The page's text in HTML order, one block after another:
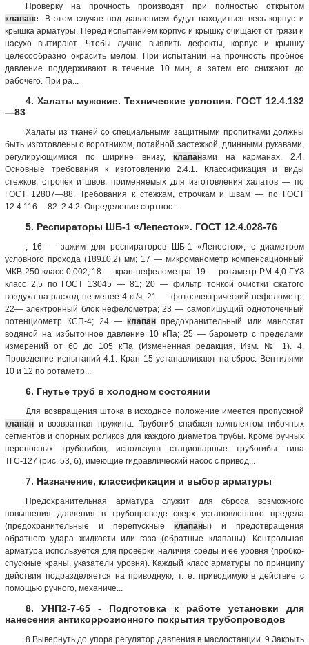
Проверку на прочность производят при полностью открытом
клапане. В этом случае под давлением будут находиться весь корпус и
крышка арматуры. Перед испытанием корпус и крышку очищают от грязи и
насухо вытирают. Чтобы лучше выявить дефекты, корпус и крышку
целесообразно окрасить мелом. При испытании на прочность пробное
давление поддерживают в течение 10 мин, а затем его снижают до
рабочего. При ра...
4. Халаты мужские. Технические условия. ГОСТ 12.4.132
—83
Халаты из тканей со специальными защитными пропитками должны
быть изготовлены с воротником, потайной застежкой, длинными рукавами,
регулирующимися по ширине внизу,клапанами на карманах. 2.4.
Основные требования к изготовлению 2.4.1. Классификация и виды
стежков, строчек и швов, применяемых для изготовления халатов — по
ГОСТ 12807—88. Требования к стежкам, строчкам и швам — по ГОСТ
12.4.116— 82. 2.4.2. Определение сортнос...
5. Респираторы ШБ-1 «Лепесток». ГОСТ 12.4.028-76
; 16 — зажим для респираторов ШБ-1 «Лепесток»; с диаметром
условного прохода (189±0,2) мм; 17 — микроманометр компенсационный
МКВ-250 класс 0,002; 18 — кран нефелометра: 19 — ротаметр РМ-4,0 ГУЗ
класс 2,5 по ГОСТ 13045 — 81; 20 — фильтр тонкой очистки сжатого
воздуха на расход не менее 4 кг/ч, 21 — фотоэлектрический нефелометр;
22— электронный блок нефелометра; 23 — самопишущий одноточечный
потенциометр КСП-4; 24 —клапан предохранительный или маностат
водяной на избыточное давление 10 кПа; 25 — барометр с пределами
измерений от 60 до 105 кПа (Измененная редакция, Изм. № 1). 4.
Проведение испытаний 4.1. Кран 15 устанавливают на сброс. Вентилями
10 и 12 по ротаметр...
6. Гнутье труб в холодном состоянии
Для возвращения штока в исходное положение имеется пропускной
клапан и возвратная пружина. Трубогиб снабжен комплектом гибочных
сегментов и опорных роликов для каждого диаметра трубы. Кроме ручных
переносных трубогибов, используют стационарные трубогибы типа
ТГС-127 (рис. 53, б), имеющие гидравлический насос с привод...
7. Назначение, классификация и выбор арматуры
Предохранительная арматура служит для сброса возможного
повышения давления в трубопроводе сверх установленного предела
(предохранительные и перепускныеклапаны) и предотвращения
обратного удара жидкости или газа (обратные клапаны). Контрольная
арматура используется для проверки наличия среды и ее уровня (пробко-
спускные краны, указатели уровня). Каждый класс арматуры по принципу
действия подразделяется на приводную, т. е. приводимую в действие с
помощью ручного, механиче...
8. УНП2-7-65 - Подготовка к работе установки для
нанесения антикоррозионного покрытия трубопроводов
8 Вывернуть до упора регулятор давления в маслостанции. 9 Закрыть